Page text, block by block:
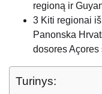
regioną ir
3 Kiti regionai
Panonska
dosores
Turinys: